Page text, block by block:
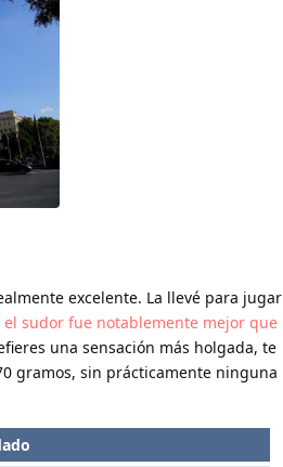
excelente. La llevé para jugar
sudor fue notablemente mejor que
una sensación más holgada, te
gramos, sin prácticamente ninguna